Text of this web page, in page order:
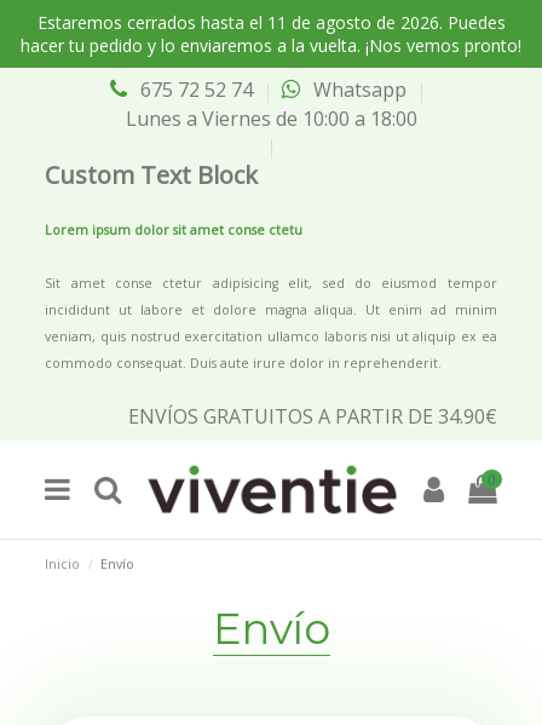
Estaremos cerrados hasta el 11 de agosto de 2026. Puedes
hacer tu pedido y lo enviaremos a la vuelta. ¡Nos vemos pronto!
675 72 52 74
Whatsapp
Lunes a Viernes de 10:00 a 18:00
Custom Text Block
Lorem ipsum dolor sit amet conse ctetu
Sit amet conse ctetur adipisicing elit, sed do eiusmod tempor
incididunt ut labore et dolore magna aliqua. Ut enim ad minim
veniam, quis nostrud exercitation ullamco laboris nisi ut aliquip ex ea
commodo consequat. Duis aute irure dolor in reprehenderit.
ENVÍOS GRATUITOS A PARTIR DE 34.90€
0
Inicio Envío
Envío